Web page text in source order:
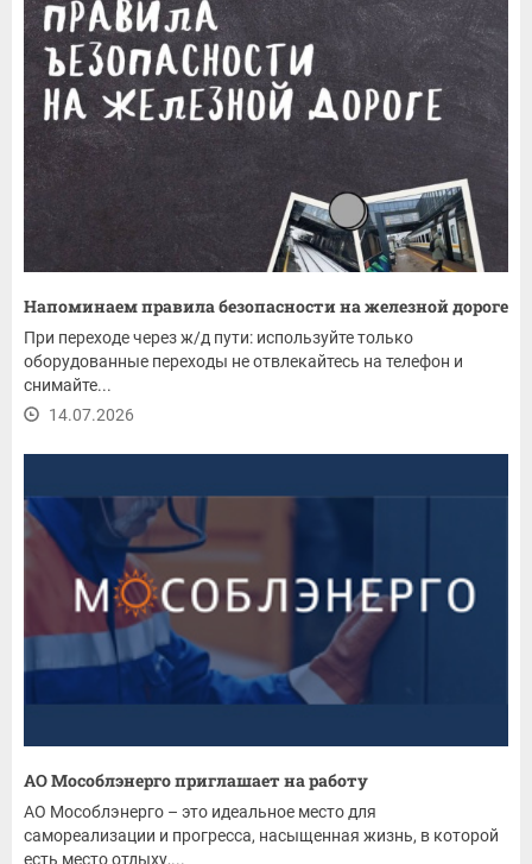
Напоминаем правила безопасности на железной дороге
При переходе через ж/д пути: используйте только
оборудованные переходы не отвлекайтесь на телефон и
снимайте...
14.07.2026
АО Мособлэнерго приглашает на работу
АО Мособлэнерго – это идеальное место для
самореализации и прогресса, насыщенная жизнь, в которой
есть место отдыху,...